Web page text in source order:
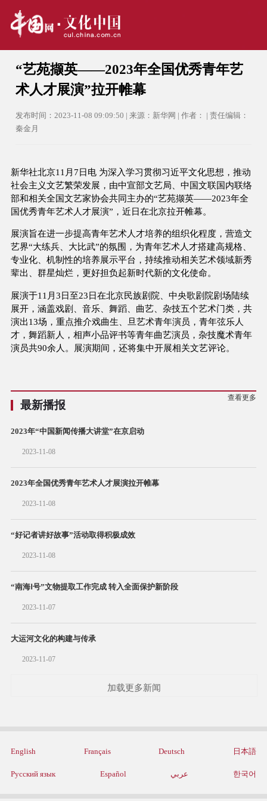
“艺苑撷英——2023年全国优秀青年艺
术人才展演”拉开帷幕
发布时间：2023-11-08 09:09:50 | 来源：新华网 | 作者： | 责任编辑：
秦金月
新华社北京11月7日电 为深入学习贯彻习近平文化思想，推动
社会主义文艺繁荣发展，由中宣部文艺局、中国文联国内联络
部和相关全国文艺家协会共同主办的“艺苑撷英——2023年全
国优秀青年艺术人才展演”，近日在北京拉开帷幕。
展演旨在进一步提高青年艺术人才培养的组织化程度，营造文
艺界“大练兵、大比武”的氛围，为青年艺术人才搭建高规格、
专业化、机制性的培养展示平台，持续推动相关艺术领域新秀
辈出、群星灿烂，更好担负起新时代新的文化使命。
展演于11月3日至23日在北京民族剧院、中央歌剧院剧场陆续
展开，涵盖戏剧、音乐、舞蹈、曲艺、杂技五个艺术门类，共
演出13场，重点推介戏曲生、旦艺术青年演员，青年弦乐人
才，舞蹈新人，相声小品评书等青年曲艺演员，杂技魔术青年
演员共90余人。展演期间，还将集中开展相关文艺评论。
最新播报
查看更多
2023年“中国新闻传播大讲堂”在京启动
2023-11-08
2023年全国优秀青年艺术人才展演拉开帷幕
2023-11-08
“好记者讲好故事”活动取得积极成效
2023-11-08
“南海Ⅰ号”文物提取工作完成 转入全面保护新阶段
2023-11-07
大运河文化的构建与传承
2023-11-07
加载更多新闻
English Français Deutsch 日本語
Русский язык Español عربي 한국어